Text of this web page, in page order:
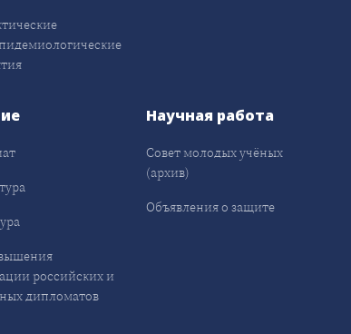
российских и
дипломатов
Научная работа
Совет молодых учёных
(архив)
Объявления о защите